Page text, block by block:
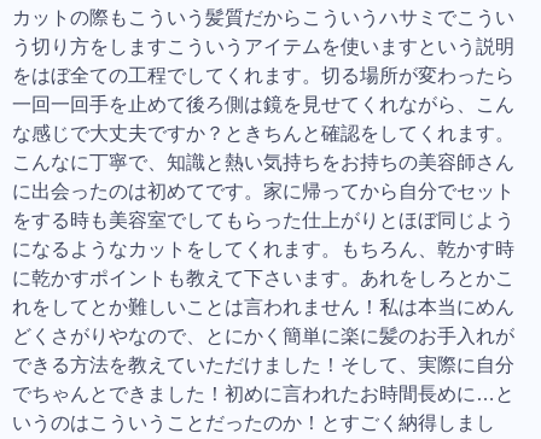
カットの際もこういう髪質だからこういうハサミでこうい
う切り方をしますこういうアイテムを使いますという説明
をはぼ全ての工程でしてくれます。切る場所が変わったら
一回一回手を止めて後ろ側は鏡を見せてくれながら、こん
な感じで大丈夫ですか？ときちんと確認をしてくれます。
こんなに丁寧で、知識と熱い気持ちをお持ちの美容師さん
に出会ったのは初めてです。家に帰ってから自分でセット
をする時も美容室でしてもらった仕上がりとほぼ同じよう
になるようなカットをしてくれます。もちろん、乾かす時
に乾かすポイントも教えて下さいます。あれをしろとかこ
れをしてとか難しいことは言われません！私は本当にめん
どくさがりやなので、とにかく簡単に楽に髪のお手入れが
できる方法を教えていただけました！そして、実際に自分
でちゃんとできました！初めに言われたお時間長めに…と
いうのはこういうことだったのか！とすごく納得しまし